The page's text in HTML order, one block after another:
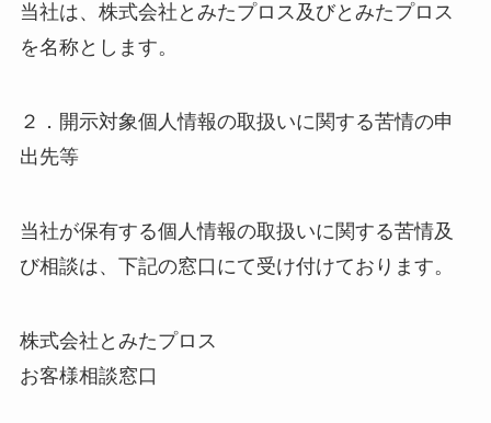
当社は、株式会社とみたプロス及びとみたプロス
を名称とします。
２．開示対象個人情報の取扱いに関する苦情の申
出先等
当社が保有する個人情報の取扱いに関する苦情及
び相談は、下記の窓口にて受け付けております。
株式会社とみたプロス
お客様相談窓口